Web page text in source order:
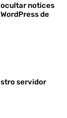
ocultar notices
de
servidor